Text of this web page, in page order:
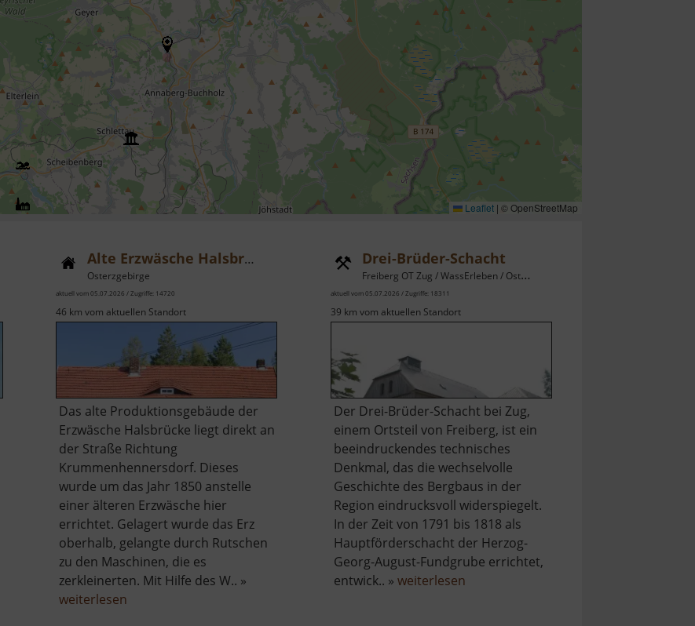
Leaflet | © OpenStreetMap
Technisches
Alte Erzwäsche Halsbrücke
Osterzgebirge
aktuell vom 05.07.2026 / Zugriffe: 14720
46 km vom aktuellen Standort
Das alte Produktionsgebäude der
Erzwäsche Halsbrücke liegt direkt an
der Straße Richtung
Krummenhennersdorf. Dieses
wurde um das Jahr 1850 anstelle
einer älteren Erzwäsche hier
errichtet. Gelagert wurde das Erz
oberhalb, gelangte durch Rutschen
zu den Maschinen, die es
zerkleinerten. Mit Hilfe des W.. »
weiterlesen
Drei-Brüder-Schacht
Freiberg OT Zug / WassErleben / Osterzgebirge
aktuell vom 05.07.2026 / Zugriffe: 18311
39 km vom aktuellen Standort
Der Drei-Brüder-Schacht bei Zug,
einem Ortsteil von Freiberg, ist ein
beeindruckendes technisches
Denkmal, das die wechselvolle
Geschichte des Bergbaus in der
Region eindrucksvoll widerspiegelt.
In der Zeit von 1791 bis 1818 als
Hauptförderschacht der Herzog-
Georg-August-Fundgrube errichtet,
entwick.. » weiterlesenüber